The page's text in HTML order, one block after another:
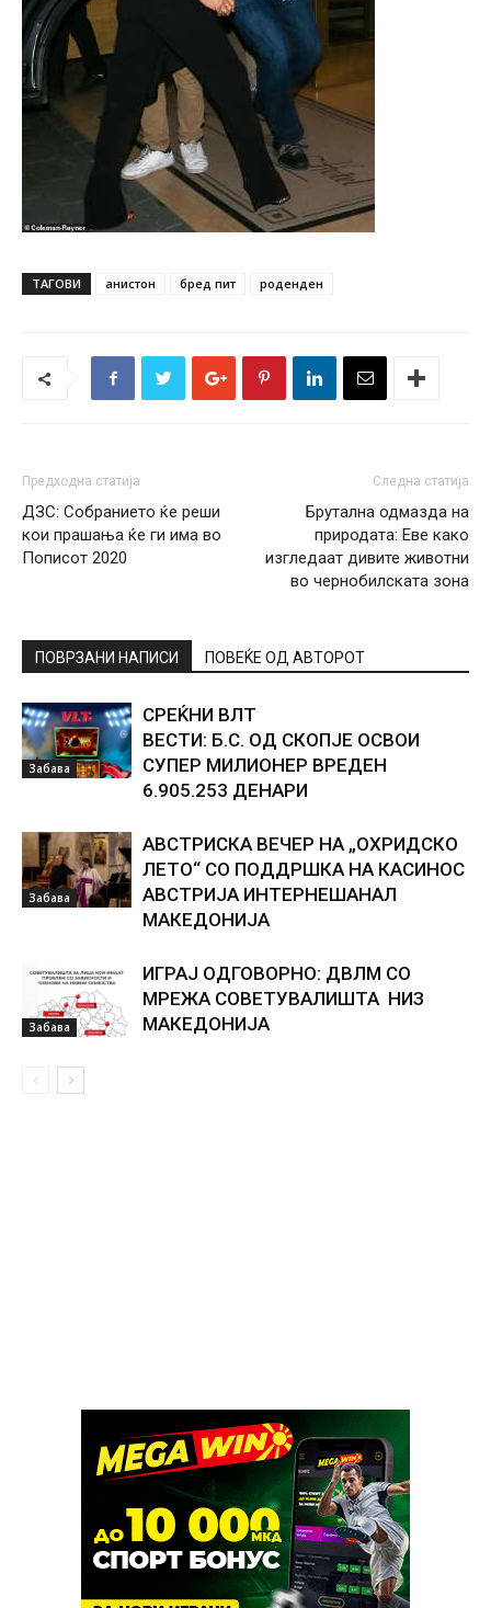
ТАГОВИ анистон бред пит роденден
Предходна статија
ДЗС: Собранието ќе реши
кои прашања ќе ги има во
Пописот 2020
Следна статија
Брутална одмазда на
природата: Еве како
изгледаат дивите животни
во чернобилската зона
ПОВРЗАНИ НАПИСИ ПОВЕЌЕ ОД АВТОРОТ
Забава
СРЕЌНИ ВЛТ
ВЕСТИ: Б.С. ОД СКОПЈЕ ОСВОИ
СУПЕР МИЛИОНЕР ВРЕДЕН
6.905.253 ДЕНАРИ
Забава
АВСТРИСКА ВЕЧЕР НА „ОХРИДСКО
ЛЕТО“ СО ПОДДРШКА НА КАСИНОС
АВСТРИЈА ИНТЕРНЕШАНАЛ
МАКЕДОНИЈА
Забава
ИГРАЈ ОДГОВОРНО: ДВЛМ СО
МРЕЖА СОВЕТУВАЛИШТА НИЗ
МАКЕДОНИЈА